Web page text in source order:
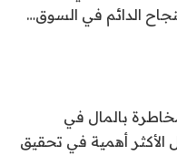
الدائم في السوق…
بالمال في
الأكثر أهمية في تحقيق